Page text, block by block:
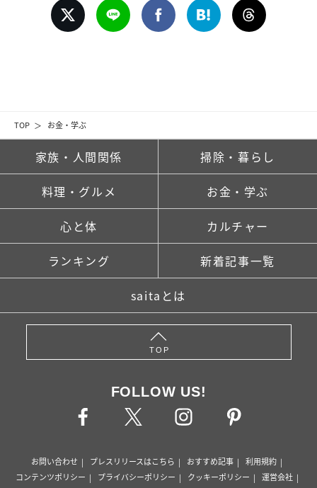
TOP お金・学ぶ
家族・人間関係 掃除・暮らし
料理・グルメ お金・学ぶ
心と体 カルチャー
ランキング 新着記事一覧
saitaとは
TOP
FOLLOW US!
お問い合わせ プレスリリースはこちら おすすめ記事
利用規約
コンテンツポリシー
プライバシーポリシー クッキーポリシー
運営会社